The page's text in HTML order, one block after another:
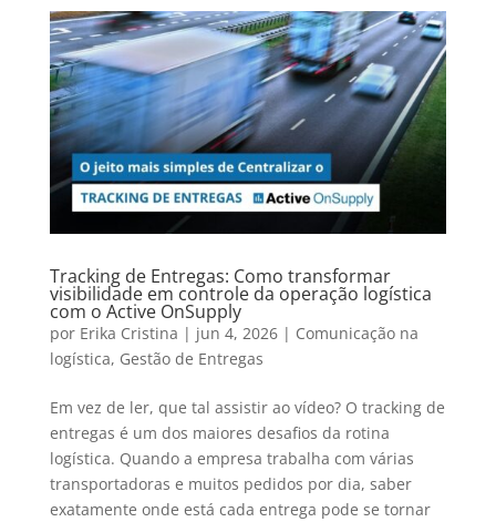
Tracking de Entregas: Como transformar
visibilidade em controle da operação logística
com o Active OnSupply
por Erika Cristina | jun 4, 2026| Comunicação na
logística, Gestão de Entregas
Em vez de ler, que tal assistir ao vídeo? O tracking de
entregas é um dos maiores desafios da rotina
logística. Quando a empresa trabalha com várias
transportadoras e muitos pedidos por dia, saber
exatamente onde está cada entrega pode se tornar